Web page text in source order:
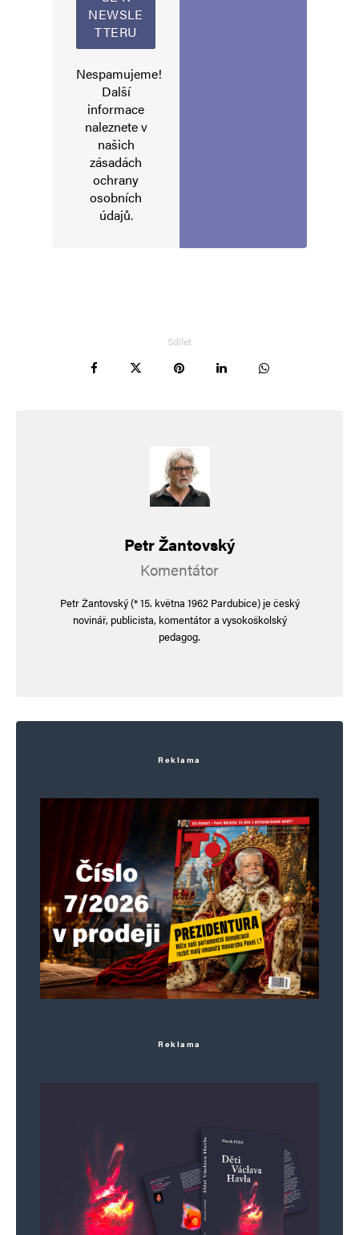
Navigace pro komentáře
Napsat komentář
Vaše e-mailová adresa nebude zveřejněna.
Uložit do prohlížeče jméno, e-mail a webovou stránku pro budoucí
Informujte mě o nových příspěvcích e-mailem.
Alternative:
Nespamujeme!
Další
informace
naleznete v
našich
zásadách
ochrany
osobních
údajů.
Sdílet
Petr Žantovský
Komentátor
Petr Žantovský (* 15. května 1962 Pardubice) je český
novinář, publicista, komentátor a vysokoškolský
pedagog.
Reklama
Reklama